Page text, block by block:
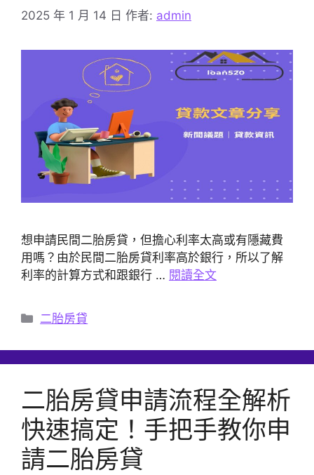
2025 年 1 月 14 日 作者: admin
想申請民間二胎房貸，但擔心利率太高或有隱藏費
用嗎？由於民間二胎房貸利率高於銀行，所以了解
利率的計算方式和跟銀行 … 閱讀全文
分
二胎房貸
二胎房貸申請流程全解析
快速搞定！手把手教你申
請二胎房貸